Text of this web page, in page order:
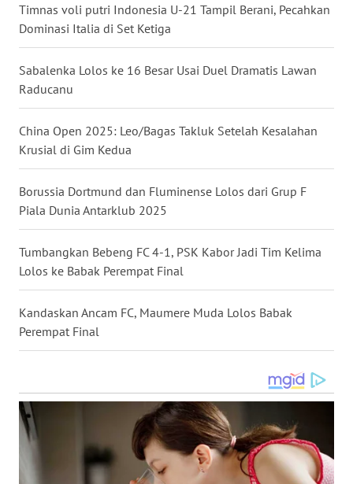
Timnas voli putri Indonesia U-21 Tampil Berani, Pecahkan
Dominasi Italia di Set Ketiga
Sabalenka Lolos ke 16 Besar Usai Duel Dramatis Lawan
Raducanu
China Open 2025: Leo/Bagas Takluk Setelah Kesalahan
Krusial di Gim Kedua
Borussia Dortmund dan Fluminense Lolos dari Grup F
Piala Dunia Antarklub 2025
Tumbangkan Bebeng FC 4-1, PSK Kabor Jadi Tim Kelima
Lolos ke Babak Perempat Final
Kandaskan Ancam FC, Maumere Muda Lolos Babak
Perempat Final
WN
KALSEL
WN
KALTIM
WN
SULSEL
WN
GORONTALO
WN